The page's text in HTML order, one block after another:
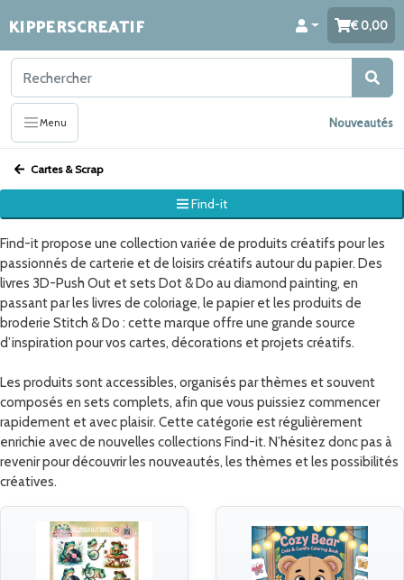
KIPPERSCREATIF 0,00
Menu Nouveautés
Cartes & Scrap
Find-it
Find-it propose une collection variée de produits créatifs pour les
passionnés de carterie et de loisirs créatifs autour du papier. Des
livres 3D-Push Out et sets Dot & Do au diamond painting, en
passant par les livres de coloriage, le papier et les produits de
broderie Stitch & Do : cette marque offre une grande source
d’inspiration pour vos cartes, décorations et projets créatifs.
Les produits sont accessibles, organisés par thèmes et souvent
composés en sets complets, afin que vous puissiez commencer
rapidement et avec plaisir. Cette catégorie est régulièrement
enrichie avec de nouvelles collections Find-it. N’hésitez donc pas à
revenir pour découvrir les nouveautés, les thèmes et les possibilités
créatives.